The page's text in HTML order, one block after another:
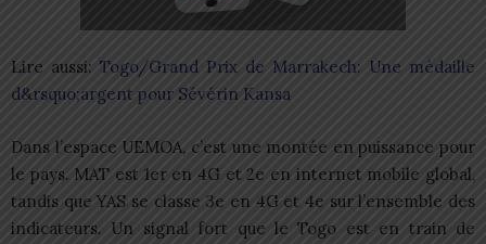
Lire aussi: Togo/Grand Prix de Marrakech: Une médaille
d&rsquo;argent pour Sévérin Kansa
Dans l’espace UEMOA, c’est une montée en puissance pour
le pays. MAT est 1er en 4G et 2e en internet mobile global,
tandis que YAS se classe 3e en 4G et 4e sur l’ensemble des
indicateurs. Un signal fort que le Togo est en train de